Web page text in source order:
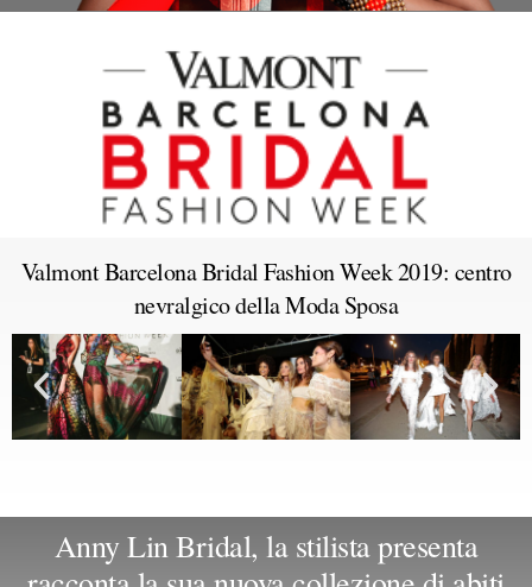
Valmont Barcelona Bridal Fashion Week 2019: centro
nevralgico della Moda Sposa
Anny Lin Bridal, la stilista presenta